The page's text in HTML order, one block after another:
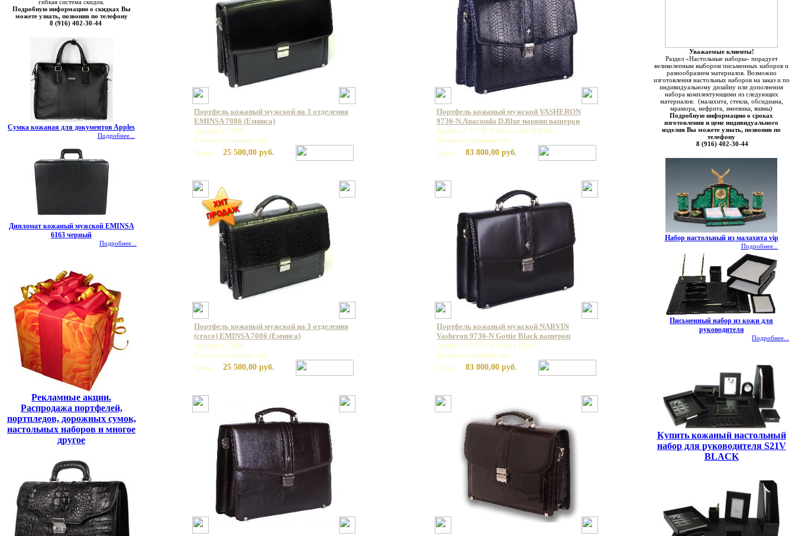
гибкая система скидок.
Подробную информацию о скидках Вы
можете узнать, позвонив по телефону
8 (916) 402-30-44
Сумка кожаная для документов Apples
Подробнее...
Дипломат кожаный мужской EMINSA
6163 черный
Подробнее...
Рекламные акции.
Распродажа портфелей,
портпледов, дорожных сумок,
настольных наборов и многое
другое
Портфель кожаный мужской на 3 отделения
EMINSA 7086 (Еминса)
Артикул: 7086
Базовая единица: шт
Цена:
25 500,00 руб.
Портфель кожаный мужской VASHERON
9736-N.Anaconda D.Blue нарвин вашерон
Артикул: 9736 N.Anaconda D.Blue
Базовая единица: шт
Цена:
83 800,00 руб.
Портфель кожаный мужской на 3 отделения
(croco) EMINSA 7086 (Еминса)
Артикул: 7086
Базовая единица: шт
Цена:
25 500,00 руб.
Портфель кожаный мужской NARVIN
Vasheron 9736-N Gottie Black вашерон
Артикул: 9736 N Gottie Black
Базовая единица: шт
Цена:
83 800,00 руб.
Уважаемые клиенты!
Раздел «Настольные наборы» порадует
великолепным выбором письменных наборов и
разнообразием материалов. Возможно
изготовления настольных наборов на заказ и по
индивидуальному дизайну или дополнения
набора комплектующими из следующих
материалов: (малахита, стекла, обсидиана,
мрамора, нефрита, змеевика, яшмы)
Подробную информацию о сроках
изготовления и цене индивидуального
изделия Вы можете узнать, позвонив по
телефону
8 (916) 402-30-44
Набор настольный из малахита vip
Подробнее...
Письменный набор из кожи для
руководителя
Подробнее...
Купить кожаный настольный
набор для руководителя S21V
BLACK